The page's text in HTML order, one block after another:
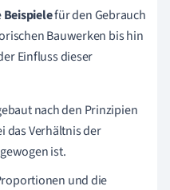
Beispielefür den Gebrauch
Bauwerken bis hin
Einfluss dieser
nach den Prinzipien
das Verhältnis der
ist.
und die